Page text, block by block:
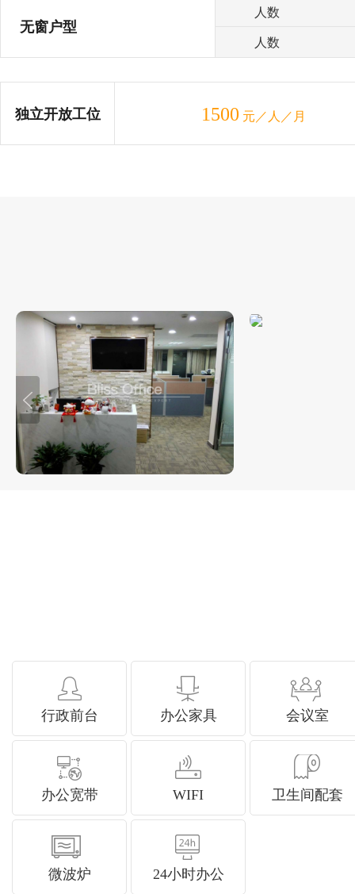
无窗户型
人数
人数
独立开放工位 1500 元／人／月
行政前台 办公家具 会议室
办公宽带 WIFI 卫生间配套
微波炉 24小时办公